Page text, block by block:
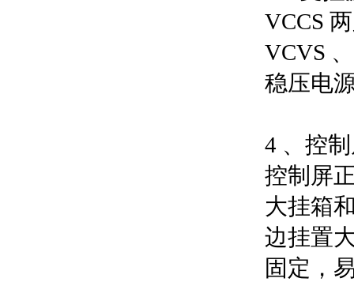
VCCS
VCVS
稳压电
4 、控
控制屏
大挂箱
边挂置
固定，